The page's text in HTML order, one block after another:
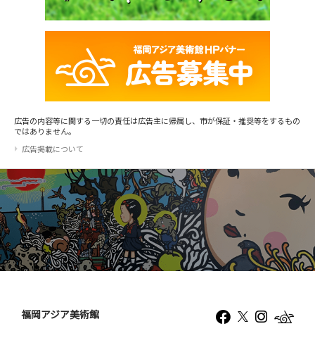
広告の内容等に関する一切の責任は広告主に帰属し、市が保証・推奨等をするもの
ではありません。
広告掲載について
福岡アジア美術館